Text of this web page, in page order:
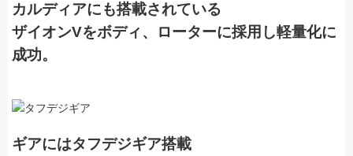
カルディアにも搭載されている
ザイオンVをボディ、ローターに採用し軽量化に
成功。
ギアにはタフデジギア搭載